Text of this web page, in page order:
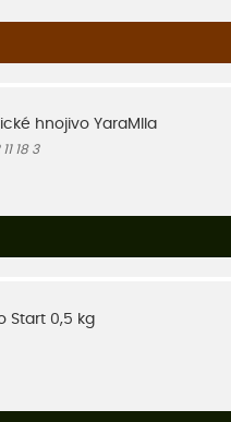
hnojivo YaraMIla
18 3
Start 0,5 kg